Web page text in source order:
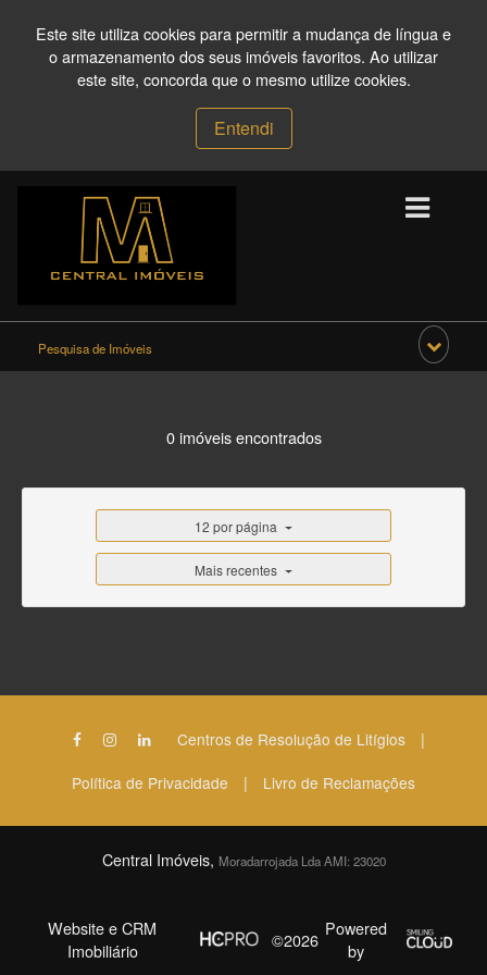
Este site utiliza cookies para permitir a mudança de língua e
o armazenamento dos seus imóveis favoritos. Ao utilizar
este site, concorda que o mesmo utilize cookies.
Entendi
Pesquisa de Imóveis
0 imóveis encontrados
12 por página
Mais recentes
Centros de Resolução de Litígios |
Política de Privacidade | Livro de Reclamações
Central Imóveis, Moradarrojada Lda AMI: 23020
Website e CRM
Imobiliário
©2026 Powered
by